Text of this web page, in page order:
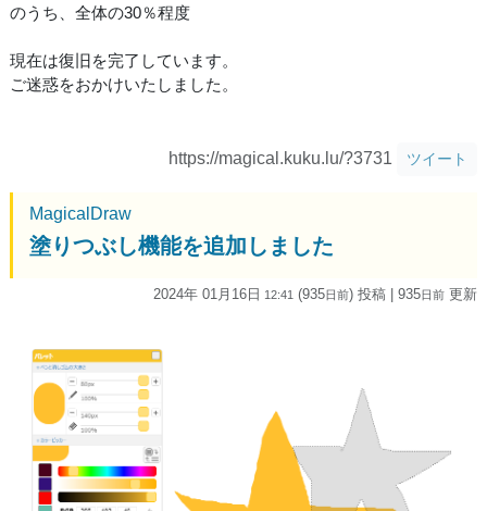
のうち、全体の30％程度
現在は復旧を完了しています。
ご迷惑をおかけいたしました。
https://magical.kuku.lu/?3731 ツイート
MagicalDraw
塗りつぶし機能を追加しました
2024年 01月16日 12:41 (935日前) 投稿 | 935日前 更新